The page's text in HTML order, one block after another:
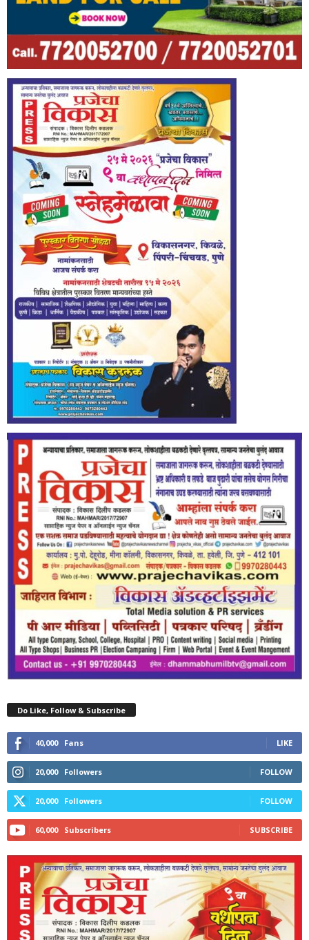
Do Like, Follow & Subscribe
40,000 Fans LIKE
20,000 Followers FOLLOW
20,000 Followers FOLLOW
60,000 Subscribers SUBSCRIBE